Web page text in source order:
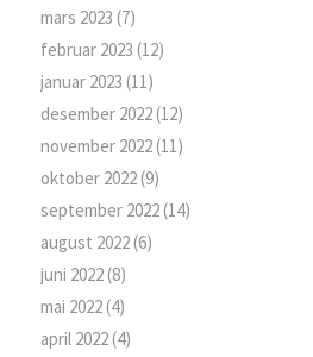
mars 2023 (7)
februar 2023 (12)
januar 2023 (11)
desember 2022(12)
november 2022(11)
oktober 2022(9)
september 2022(14)
august 2022(6)
juni 2022(8)
mai 2022(4)
april 2022(4)